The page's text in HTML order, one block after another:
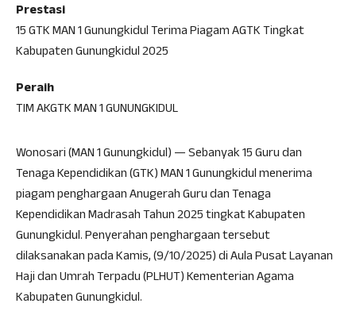
Prestasi
15 GTK MAN 1 Gunungkidul Terima Piagam AGTK Tingkat
Kabupaten Gunungkidul 2025
Peraih
TIM AKGTK MAN 1 GUNUNGKIDUL
Wonosari (MAN 1 Gunungkidul) — Sebanyak 15 Guru dan
Tenaga Kependidikan (GTK) MAN 1 Gunungkidul menerima
piagam penghargaan Anugerah Guru dan Tenaga
Kependidikan Madrasah Tahun 2025 tingkat Kabupaten
Gunungkidul. Penyerahan penghargaan tersebut
dilaksanakan pada Kamis, (9/10/2025) di Aula Pusat Layanan
Haji dan Umrah Terpadu (PLHUT) Kementerian Agama
Kabupaten Gunungkidul.